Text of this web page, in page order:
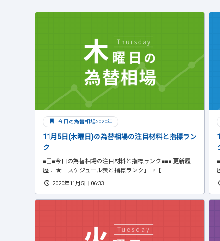
今日の為替相場2020年
11月5日(木曜日)の為替相場の注目材料と指標ラン
ク
■□■今日の為替相場の注目材料と指標ランク■■■ 更新履
歴： ★「スケジュール表と指標ランク」→【...
2020年11月5日 06:33